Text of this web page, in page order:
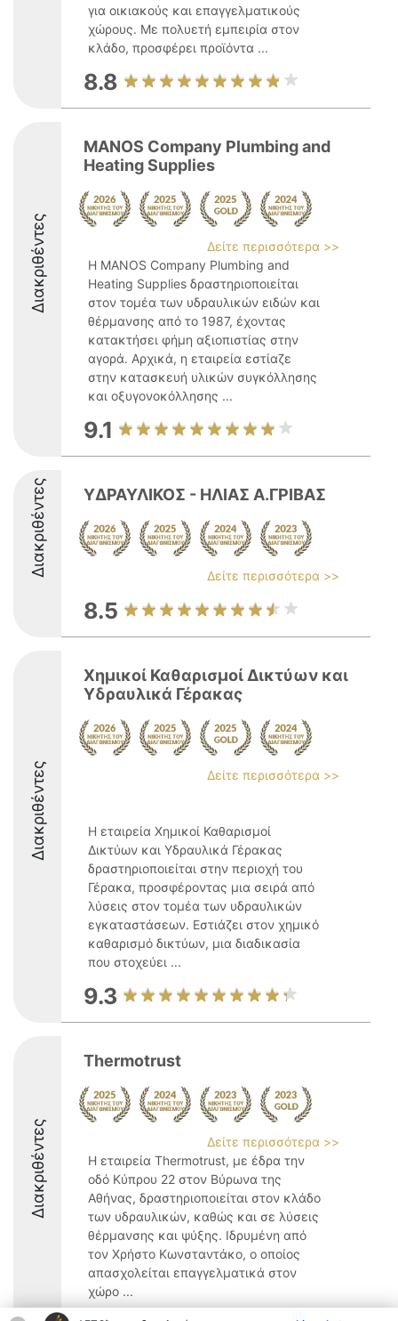
για οικιακούς και επαγγελματικούς
χώρους. Με πολυετή εμπειρία στον
κλάδο, προσφέρει προϊόντα ...
8.8
Διακριθέντες
MANOS Company Plumbing and
Heating Supplies
Δείτε περισσότερα >>
Η MANOS Company Plumbing and
Heating Supplies δραστηριοποιείται
στον τομέα των υδραυλικών ειδών και
θέρμανσης από το 1987, έχοντας
κατακτήσει φήμη αξιοπιστίας στην
αγορά. Αρχικά, η εταιρεία εστίαζε
στην κατασκευή υλικών συγκόλλησης
και οξυγονοκόλλησης ...
9.1
Διακριθέντες ΥΔΡΑΥΛΙΚΟΣ - ΗΛΙΑΣ Α.ΓΡΙΒΑΣ
Δείτε περισσότερα >>
8.5
Διακριθέντες
Χημικοί Καθαρισμοί Δικτύων και
Υδραυλικά Γέρακας
Δείτε περισσότερα >>
Η εταιρεία Χημικοί Καθαρισμοί
Δικτύων και Υδραυλικά Γέρακας
δραστηριοποιείται στην περιοχή του
Γέρακα, προσφέροντας μια σειρά από
λύσεις στον τομέα των υδραυλικών
εγκαταστάσεων. Εστιάζει στον χημικό
καθαρισμό δικτύων, μια διαδικασία
που στοχεύει ...
9.3
Διακριθέντες
Thermotrust
Δείτε περισσότερα >>
Η εταιρεία Thermotrust, με έδρα την
οδό Κύπρου 22 στον Βύρωνα της
Αθήνας, δραστηριοποιείται στον κλάδο
των υδραυλικών, καθώς και σε λύσεις
θέρμανσης και ψύξης. Ιδρυμένη από
τον Χρήστο Κωνσταντάκο, ο οποίος
απασχολείται επαγγελματικά στον
χώρο ...